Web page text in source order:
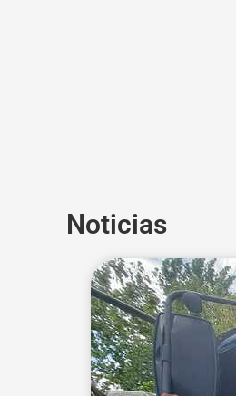
Noticias